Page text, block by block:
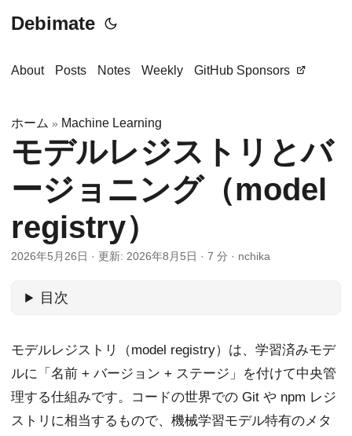
Debimate
About Posts Notes Weekly GitHub Sponsors
ホーム » Machine Learning
モデルレジストリとバ
ージョニング（model
registry）
2026年5月26日 · 更新: 2026年8月5日 · 7 分 · nchika
目次
モデルレジストリ（model registry）は、学習済みモデ
ルに「名前 + バージョン + ステージ」を付けて中央管
理する仕組みです。コードの世界での Git や npm レジ
ストリに相当するもので、機械学習モデル特有のメタ